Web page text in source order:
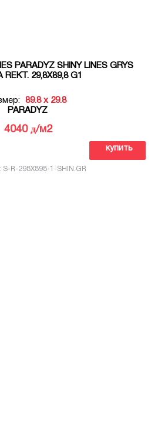
PARADYZ SHINY LINES GRYS
REKT. 29,8X89,8 G1
89.8 x 29.8
PARADYZ
4040 д/м2
купить
S-R-298X898-1-SHIN.GR